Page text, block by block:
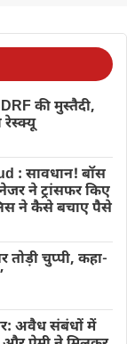
की मुस्तैदी,
रेस्क्यू
: सावधान! बॉस
ने ट्रांसफर किए
ने कैसे बचाए पैसे
तोड़ी चुप्पी, कहा-
अवैध संबंधों में